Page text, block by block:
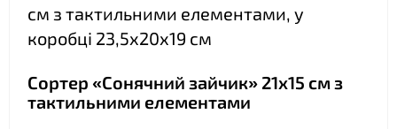
см з тактильними елементами, у
коробці 23,5х20х19 см
Сортер «Сонячний зайчик» 21х15 см з
тактильними елементами